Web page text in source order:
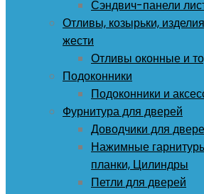
Сэндвич-панели
Отливы, козырьки,
жести
Отливы оконные и
Подоконники
Подоконники и
Фурнитура для дверей
Доводчики для
Нажимные
планки, Цилиндры
Петли для дверей